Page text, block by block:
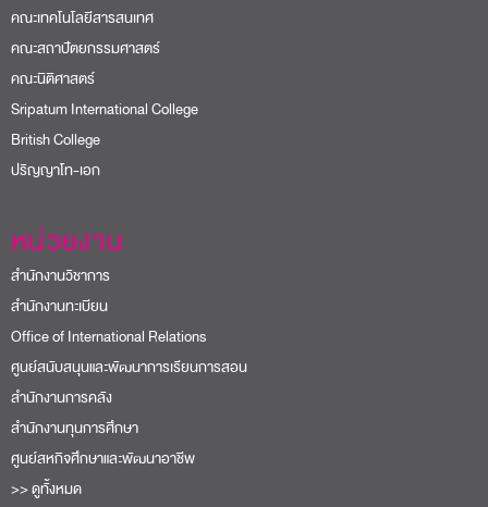
คณะเทคโนโลยีสารสนเทศ
คณะสถาปัตยกรรมศาสตร์
คณะนิติศาสตร์
Sripatum International College
British College
ปริญญาโท-เอก
หน่วยงาน
สำนักงานวิชาการ
สำนักงานทะเบียน
Office of International Relations
ศูนย์สนับสนุนและพัฒนาการเรียนการสอน
สำนักงานการคลัง
สำนักงานทุนการศึกษา
ศูนย์สหกิจศึกษาและพัฒนาอาชีพ
>> ดูทั้งหมด